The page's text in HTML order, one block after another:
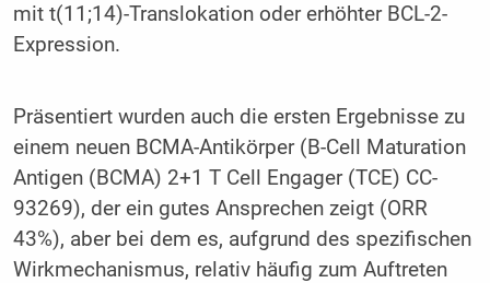
mit t(11;14)-Translokation oder erhöhter BCL-2-
Expression.
Präsentiert wurden auch die ersten Ergebnisse zu
einem neuen BCMA-Antikörper (B-Cell Maturation
Antigen (BCMA) 2+1 T Cell Engager (TCE) CC-
93269), der ein gutes Ansprechen zeigt (ORR
43%), aber bei dem es, aufgrund des spezifischen
Wirkmechanismus, relativ häufig zum Auftreten